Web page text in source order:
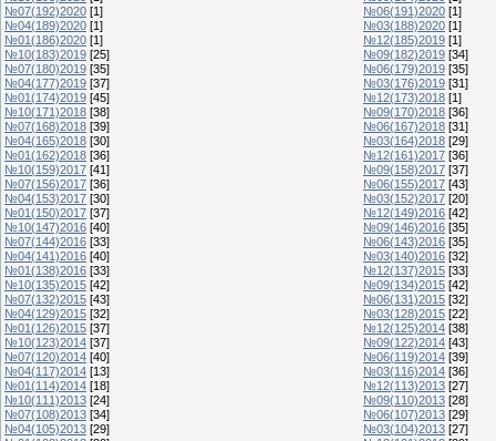
№07(192)2020 [1] №06(191)2020 [1]
№04(189)2020 [1] №03(188)2020 [1]
№01(186)2020 [1] №12(185)2019 [1]
№10(183)2019 [25] №09(182)2019 [34]
№07(180)2019 [35] №06(179)2019 [35]
№04(177)2019 [37] №03(176)2019 [31]
№01(174)2019 [45] №12(173)2018 [1]
№10(171)2018 [38] №09(170)2018 [36]
№07(168)2018 [39] №06(167)2018 [31]
№04(165)2018 [30] №03(164)2018 [29]
№01(162)2018 [36] №12(161)2017 [36]
№10(159)2017 [41] №09(158)2017 [37]
№07(156)2017 [36] №06(155)2017 [43]
№04(153)2017 [30] №03(152)2017 [20]
№01(150)2017 [37] №12(149)2016 [42]
№10(147)2016 [40] №09(146)2016 [35]
№07(144)2016 [33] №06(143)2016 [35]
№04(141)2016 [40] №03(140)2016 [32]
№01(138)2016 [33] №12(137)2015 [33]
№10(135)2015 [42] №09(134)2015 [42]
№07(132)2015 [43] №06(131)2015 [32]
№04(129)2015 [32] №03(128)2015 [22]
№01(126)2015 [37] №12(125)2014 [38]
№10(123)2014 [37] №09(122)2014 [43]
№07(120)2014 [40] №06(119)2014 [39]
№04(117)2014 [13] №03(116)2014 [36]
№01(114)2014 [18] №12(113)2013 [27]
№10(111)2013 [24] №09(110)2013 [28]
№07(108)2013 [34] №06(107)2013 [29]
№04(105)2013 [29] №03(104)2013 [27]